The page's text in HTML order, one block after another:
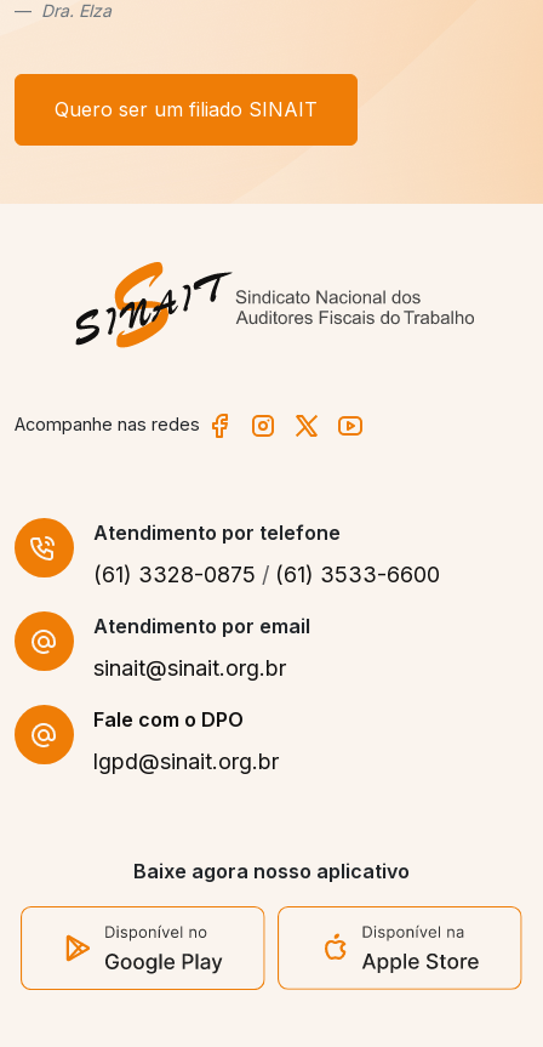
Afonso Borges
Quero ser um filiado SINAIT
Acompanhe nas redes
Atendimento por telefone
(61) 3328-0875 / (61) 3533-6600
Atendimento por email
sinait@sinait.org.br
Fale com o DPO
lgpd@sinait.org.br
Baixe agora nosso aplicativo